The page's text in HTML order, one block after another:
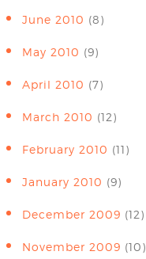
June 2010 (8)
May 2010 (9)
April 2010 (7)
March 2010 (12)
February 2010 (11)
January 2010 (9)
December 2009 (12)
November 2009 (10)